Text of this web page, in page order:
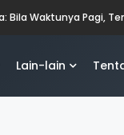
Graduan,
Lain-lain